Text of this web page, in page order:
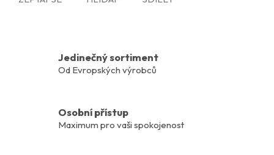
Jedinečný sortiment
Od Evropských výrobců
Osobní přístup
Maximum pro vaši spokojenost